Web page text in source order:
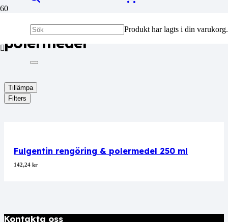
Produkt har lagts i din varukorg.
FULGENTIN rengöring &
polermedel
Tillämpa
Filters
Fulgentin rengöring & polermedel 250 ml
142,24kr
Kontakta oss